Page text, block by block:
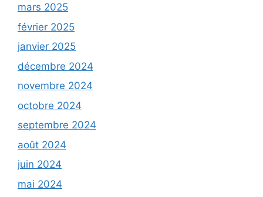
mars 2025
février 2025
janvier 2025
décembre 2024
novembre 2024
octobre 2024
septembre 2024
août 2024
juin 2024
mai 2024